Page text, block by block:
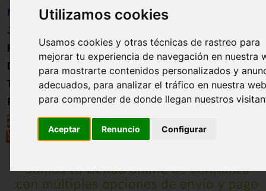
Utilizamos cookies
Usamos cookies y otras técnicas de rastreo para
mejorar tu experiencia de navegación en nuestra
para mostrarte contenidos personalizados y
adecuados, para analizar el tráfico en nuestra
para comprender de donde llegan nuestros
Aceptar Renuncio Configurar
Material
Juguetes
Formación
Directorio
Trabajo
Registro